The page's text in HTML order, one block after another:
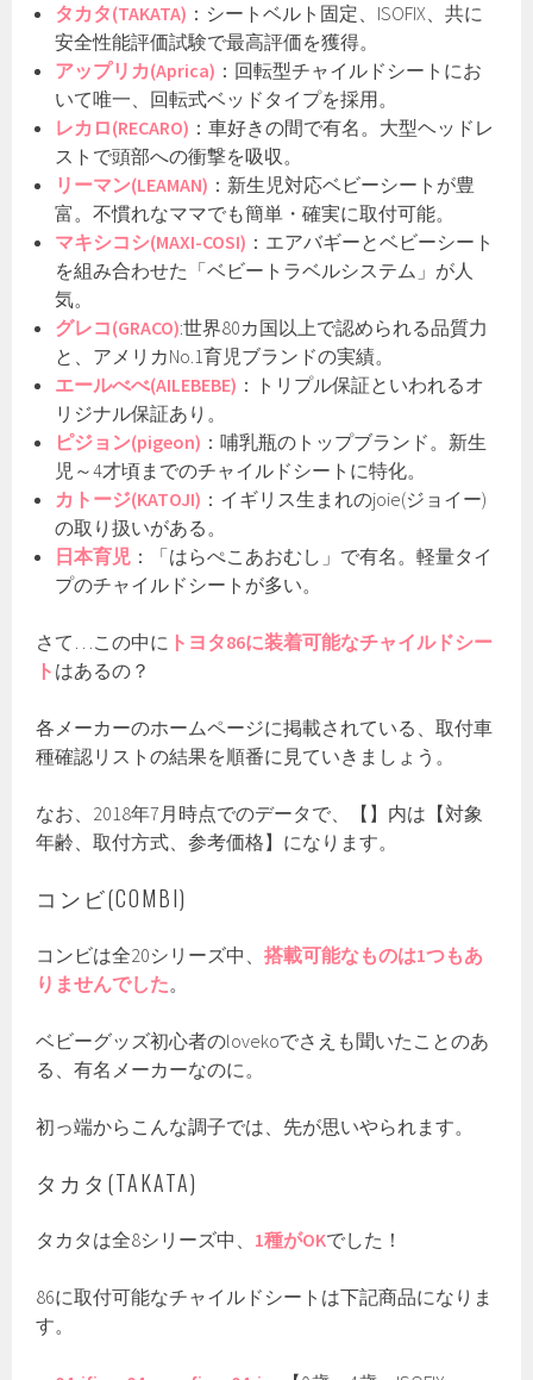
タカタ(TAKATA) ：シートベルト固定、ISOFIX、共に
安全性能評価試験で最高評価を獲得。
アップリカ(Aprica) ：回転型チャイルドシートにお
いて唯一、回転式ベッドタイプを採用。
レカロ(RECARO) ：車好きの間で有名。大型ヘッドレ
ストで頭部への衝撃を吸収。
リーマン(LEAMAN) ：新生児対応ベビーシートが豊
富。不慣れなママでも簡単・確実に取付可能。
マキシコシ(MAXI-COSI) ：エアバギーとベビーシート
を組み合わせた「ベビートラベルシステム」が人
気。
グレコ(GRACO):世界80カ国以上で認められる品質力
と、アメリカNo.1育児ブランドの実績。
エールべべ(AILEBEBE) ：トリプル保証といわれるオ
リジナル保証あり。
ピジョン(pigeon) ：哺乳瓶のトップブランド。新生
児～4才頃までのチャイルドシートに特化。
カトージ(KATOJI) ：イギリス生まれのjoie(ジョイー)
の取り扱いがある。
日本育児 ：「はらぺこあおむし」で有名。軽量タイ
プのチャイルドシートが多い。
さて…この中に トヨタ86に装着可能なチャイルドシー
ト はあるの？
各メーカーのホームページに掲載されている、取付車
種確認リストの結果を順番に見ていきましょう。
なお、2018年7月時点でのデータで、【】内は【対象
年齢、取付方式、参考価格】になります。
コンビ(COMBI)
コンビは全20シリーズ中、搭載可能なものは1つもあ
りませんでした。
ベビーグッズ初心者のlovekoでさえも聞いたことのあ
る、有名メーカーなのに。
初っ端からこんな調子では、先が思いやられます。
タカタ(TAKATA)
タカタは全8シリーズ中、 1種がOKでした！
86に取付可能なチャイルドシートは下記商品になりま
す。